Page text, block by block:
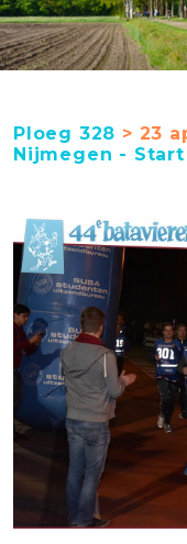
Ploeg 328 > 23
Nijmegen - Start